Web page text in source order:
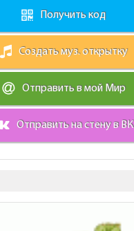
Получить код
Создать муз. открытку
Отправить в мой Мир
Отправить на стену в ВК